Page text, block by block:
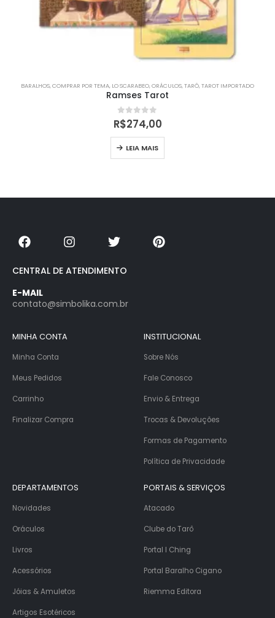
BARALHOS,COMPRAR POR TEMA, LO SCARABEO,ORÁCULOS,TARÔ,TAROT IMPORTADO
Ramses Tarot
0out of 5
R$274,00
LEIA MAIS
CENTRAL DE ATENDIMENTO
E-MAIL
contato@simbolika.com.br
MINHA CONTA
Minha Conta
Meus Pedidos
Carrinho
Finalizar Compra
INSTITUCIONAL
Sobre Nós
Fale Conosco
Envio & Entrega
Trocas & Devoluções
Formas de Pagamento
Política de Privacidade
DEPARTAMENTOS
Novidades
Oráculos
Livros
Acessórios
Jóias & Amuletos
Artigos Esotéricos
PORTAIS & SERVIÇOS
Atacado
Clube do Tarô
Portal I Ching
Portal Baralho Cigano
Riemma Editora